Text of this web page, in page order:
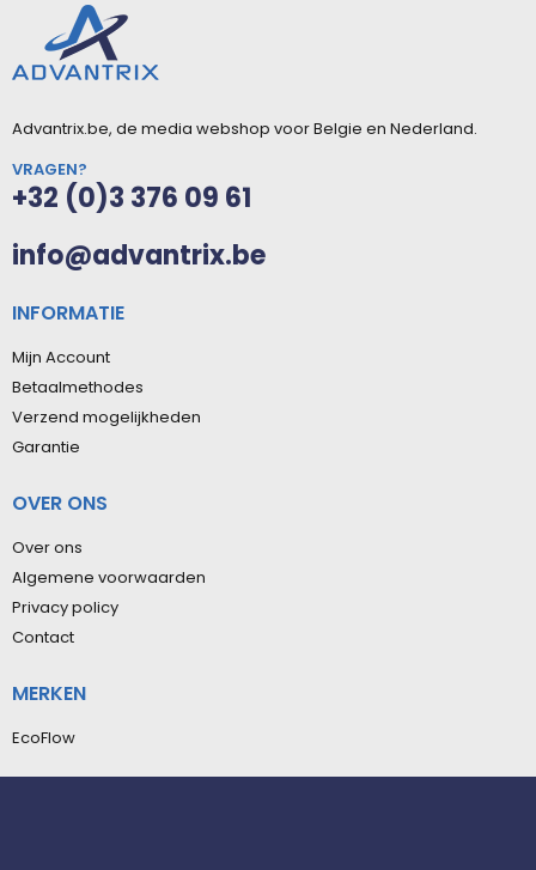
Advantrix.be, de media webshop voor Belgie en Nederland.
VRAGEN?
+32 (0)3 376 09 61
info@advantrix.be
INFORMATIE
Mijn Account
Betaalmethodes
Verzend mogelijkheden
Garantie
OVER ONS
Over ons
Algemene voorwaarden
Privacy policy
Contact
MERKEN
EcoFlow